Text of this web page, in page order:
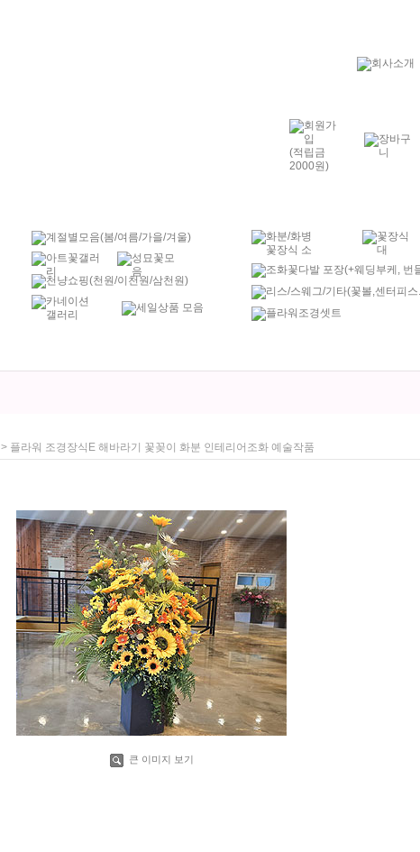
> 플라워 조경장식E 해바라기 꽃꽂이 화분 인테리어조화 예술작품
큰 이미지 보기